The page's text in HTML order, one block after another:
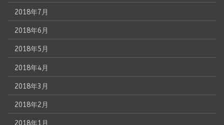
2018年7月
2018年6月
2018年5月
2018年4月
2018年3月
2018年2月
2018年1月